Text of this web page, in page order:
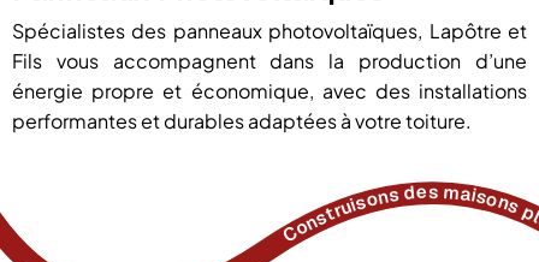
Spécialistes des panneaux photovoltaïques, Lapôtre et
Fils vous accompagnent dans la production d’une
énergie propre et économique, avec des installations
performantes et durables adaptées à votre toiture.
Construisons des maisons